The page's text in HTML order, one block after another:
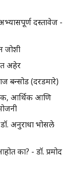
दस्तावेज -
जोशी
अहेर
बन्सोड (दरडमारे)
आर्थिक आणि
अनुराधा भोसले
का? - डॉ. प्रमोद